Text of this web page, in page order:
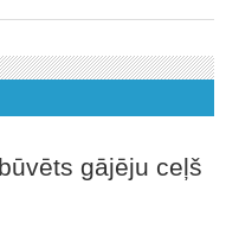
gājēju ceļš